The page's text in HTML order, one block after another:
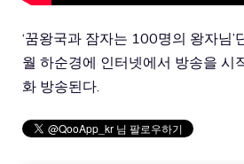
‘꿈왕국과 잠자는 100명의 왕자님’
월 하순경에 인터넷에서 방송을 시
화 방송된다.